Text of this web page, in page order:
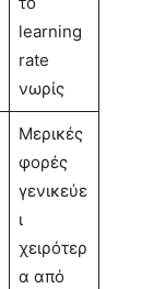
learning
rate
νωρίς
Μερικές
φορές
γενικεύε
ι
χειρότερ
α από